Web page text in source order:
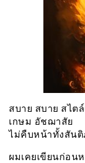
สบาย สบาย สไต
เกษม อัชฌาสัย
ไม่คืบหน้าทั้งสัน
ผมเคยเขียนก่อน